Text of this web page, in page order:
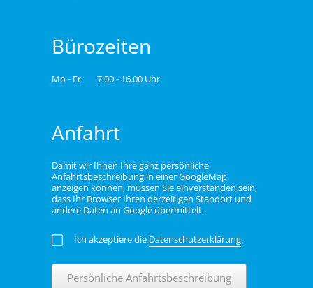
Bürozeiten
Mo - Fr 7.00 - 16.00 Uhr
Anfahrt
Damit wir Ihnen Ihre ganz persönliche
Anfahrtsbeschreibung in einer GoogleMap
anzeigen können, müssen Sie einverstanden sein,
dass Ihr Browser Ihren derzeitigen Standort und
andere Daten an Google übermittelt.
Ich akzeptiere die Datenschutzerklärung.
Persönliche Anfahrtsbeschreibung